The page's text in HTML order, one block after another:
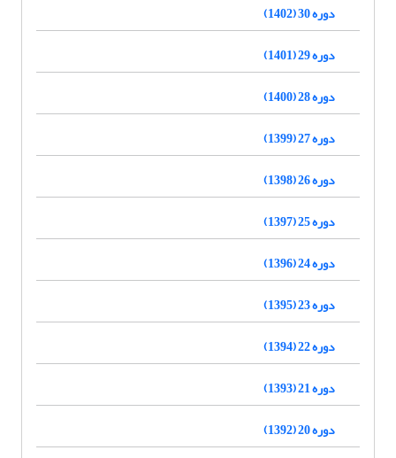
دوره 30 (1402)
دوره 29 (1401)
دوره 28 (1400)
دوره 27 (1399)
دوره 26 (1398)
دوره 25 (1397)
دوره 24 (1396)
دوره 23 (1395)
دوره 22 (1394)
دوره 21 (1393)
دوره 20 (1392)